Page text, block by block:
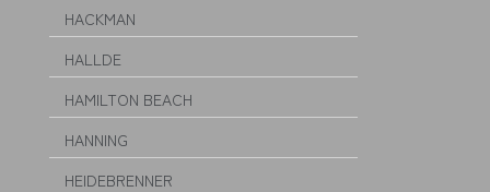
HACKMAN
HALLDE
HAMILTON BEACH
HANNING
HEIDEBRENNER